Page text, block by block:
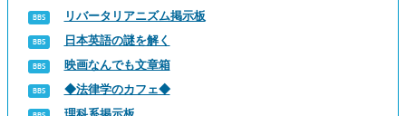
リバータリアニズム掲示板
日本英語の謎を解く
映画なんでも文章箱
◆法律学のカフェ◆